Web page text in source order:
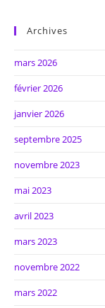
Archives
mars 2026
février 2026
janvier 2026
septembre 2025
novembre 2023
mai 2023
avril 2023
mars 2023
novembre 2022
mars 2022